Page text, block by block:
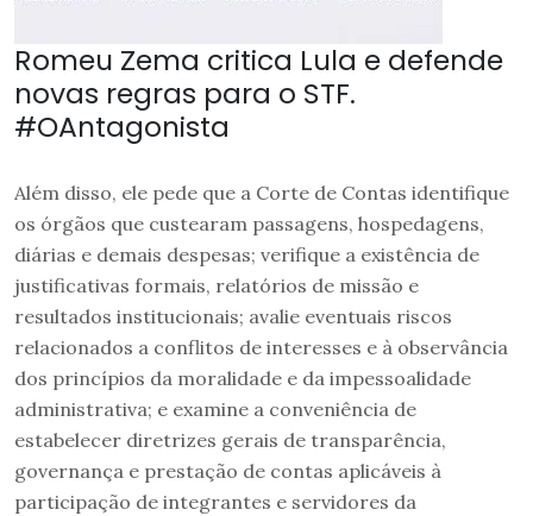
Romeu Zema critica Lula e defende
novas regras para o STF.
#OAntagonista
Além disso, ele pede que a Corte de Contas identifique
os órgãos que custearam passagens, hospedagens,
diárias e demais despesas; verifique a existência de
justificativas formais, relatórios de missão e
resultados institucionais; avalie eventuais riscos
relacionados a conflitos de interesses e à observância
dos princípios da moralidade e da impessoalidade
administrativa; e examine a conveniência de
estabelecer diretrizes gerais de transparência,
governança e prestação de contas aplicáveis à
participação de integrantes e servidores da